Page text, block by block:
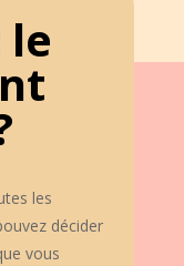
le
les
décider
vous